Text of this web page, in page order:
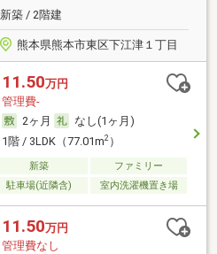
新築 / 2階建
熊本県熊本市東区下江津１丁目
11.50万円
管理費-
2ヶ月
なし(1ヶ月)
1階 / 3LDK（77.01m2）
新築
ファミリー
駐車場(近隣含) 室内洗濯機置き場
11.50万円
管理費なし